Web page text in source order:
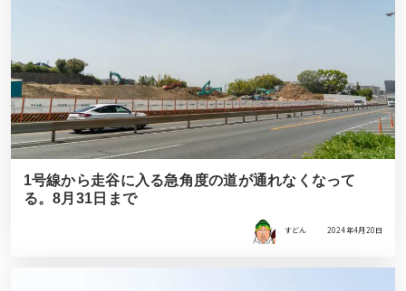
1号線から走谷に入る急角度の道が通れなくなって
る。8月31日まで
すどん 2024年4月20日